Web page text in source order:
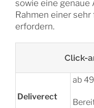
sowie eine genaue
Rahmen einer
erfordern.
Click-
Deliverect
ab